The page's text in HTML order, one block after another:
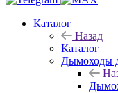
Каталог
Назад
Каталог
Дымоходы